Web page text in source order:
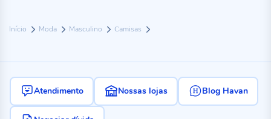
Início Moda Masculino Camisas
Atendimento Nossas lojas Blog Havan